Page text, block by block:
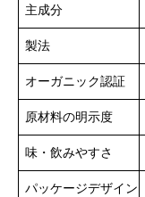
主成分
製法
オーガニック認証
原材料の明示度
味・飲みやすさ
パッケージデザイン